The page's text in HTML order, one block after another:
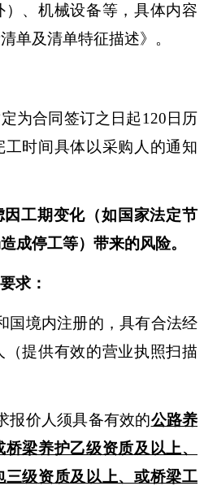
、机械设备等， 具体内容
单及清单特征描述》 。
为合同签订之日起120日历
工时间具体以采购人的通知
工期变化（如国家法定节
成停工等）带来的风险。
求：
国境内注册的，具有合法经
提供有效的营业执照扫描
报价人须具备有效的公路养
梁养护乙级资质及以上、
级资质及以上、或桥梁工